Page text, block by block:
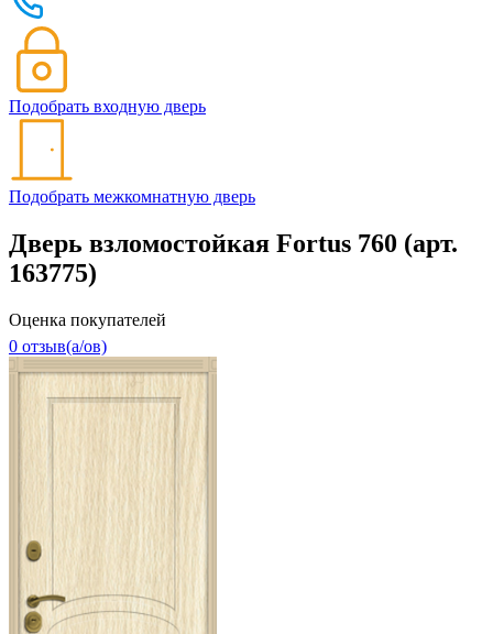
Подобрать входную дверь
Подобрать межкомнатную дверь
Дверь взломостойкая Fortus 760 (арт.
163775)
Оценка покупателей
0 отзыв(a/ов)